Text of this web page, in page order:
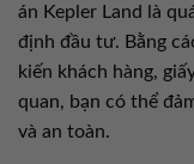
án Kepler Land là
định đầu tư. Bằng
kiến khách hàng,
quan, bạn có thể
và an toàn.